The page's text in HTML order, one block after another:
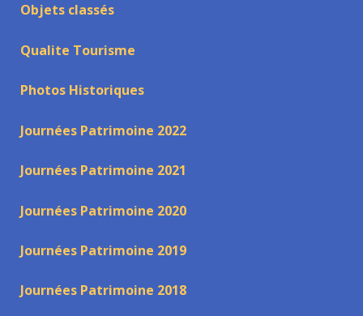
Objets classés
Qualite Tourisme
Photos Historiques
Journées Patrimoine 2022
Journées Patrimoine 2021
Journées Patrimoine 2020
Journées Patrimoine 2019
Journées Patrimoine 2018